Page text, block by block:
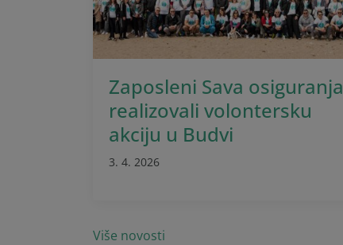
Zaposleni Sava osiguranja
realizovali volontersku
akciju u Budvi
3. 4. 2026
Više novosti